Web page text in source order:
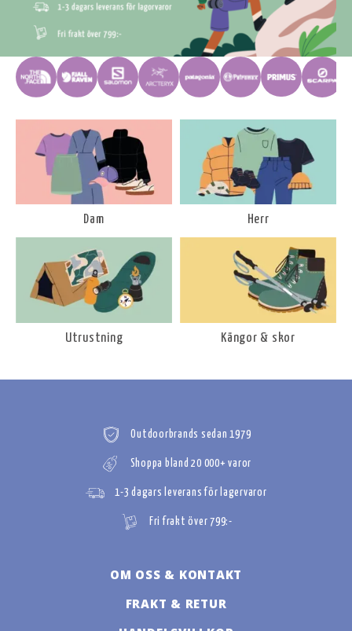
Dam Herr
Utrustning Kängor & skor
Outdoorbrands sedan 1979
Shoppa bland 20 000+ varor
1-3 dagars leverans för lagervaror
Fri frakt över 799:-
OM OSS & KONTAKT
FRAKT & RETUR